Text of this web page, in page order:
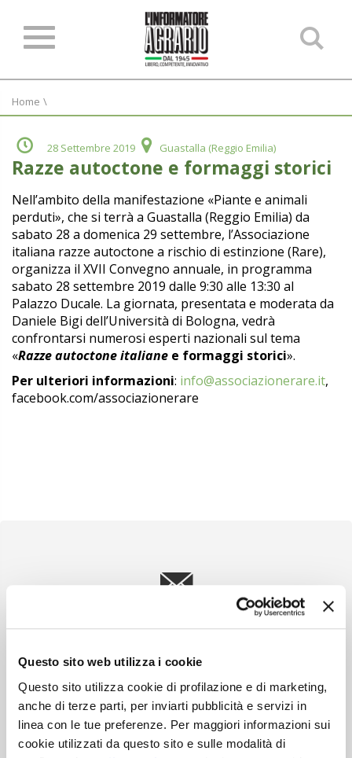
Questo sito web utilizza i cookie
Questo sito utilizza cookie di profilazione e di marketing,
anche di terze parti, per inviarti pubblicità e servizi in
linea con le tue preferenze. Per maggiori informazioni sui
cookie utilizzati da questo sito e sulle modalità di
Home \
28 Settembre 2019 Guastalla (Reggio Emilia)
Razze autoctone e formaggi storici
Nell’ambito della manifestazione «Piante e animali
perduti», che si terrà a Guastalla (Reggio Emilia) da
sabato 28 a domenica 29 settembre, l’Associazione
italiana razze autoctone a rischio di estinzione (Rare),
organizza il XVII Convegno annuale, in programma
sabato 28 settembre 2019 dalle 9:30 alle 13:30 al
Palazzo Ducale. La giornata, presentata e moderata da
Daniele Bigi dell’Università di Bologna, vedrà
confrontarsi numerosi esperti nazionali sul tema
«Razze autoctone italiane e formaggi storici».
Per ulteriori informazioni: info@associazionerare.it,
facebook.com/associazionerare
ISCRIVITI